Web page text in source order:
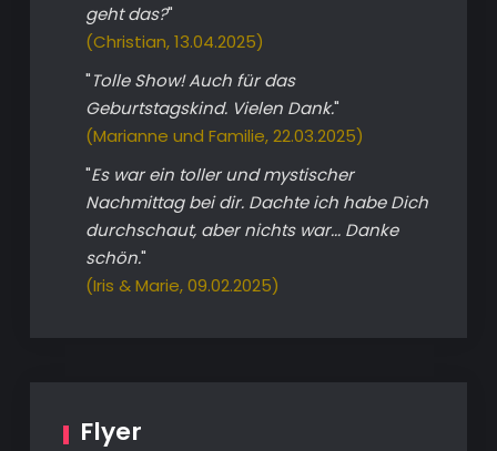
geht das?"
(Christian, 13.04.2025)
"Tolle Show! Auch für das
Geburtstagskind. Vielen Dank."
(Marianne und Familie, 22.03.2025)
"Es war ein toller und mystischer
Nachmittag bei dir. Dachte ich habe Dich
durchschaut, aber nichts war... Danke
schön."
(Iris & Marie, 09.02.2025)
Flyer